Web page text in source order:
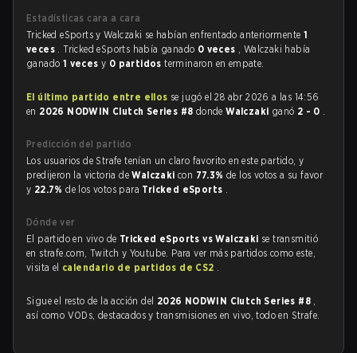
Estadísticas cara a cara
Tricked eSports y Walczaki se habían enfrentado anteriormente 1
veces . Tricked eSports había ganado 0 veces , Walczaki había
ganado 1 vecesy 0 partidosterminaron en empate.
El último partido entre ellos se jugó el 28 abr 2026 a las 14:56
en 2026 NODWIN Clutch Series #8 dondeWalczaki ganó 2 - 0 .
Predicción del partido
Los usuarios de Strafe tenían un claro favorito en este partido, y
predijeron la victoria deWalczakicon 77.3%de los votos a su favor
y 22.7%de los votos para Tricked eSports .
Dónde ver
El partido en vivo de Tricked eSports vs Walczaki se transmitió
en strafe.com, Twitch y Youtube. Para ver más partidos como este,
visita el calendario de partidos de CS2 .
Sigue el resto de la acción del 2026 NODWIN Clutch Series #8 ,
así como VODs, destacados y transmisiones en vivo, todo en Strafe.